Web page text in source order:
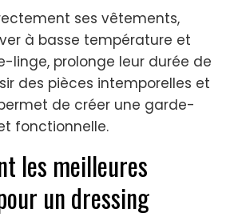
ses vêtements,
à basse température et
linge, prolonge leur durée de
des pièces intemporelles et
de créer une garde-
fonctionnelle.
les meilleures
un dressing